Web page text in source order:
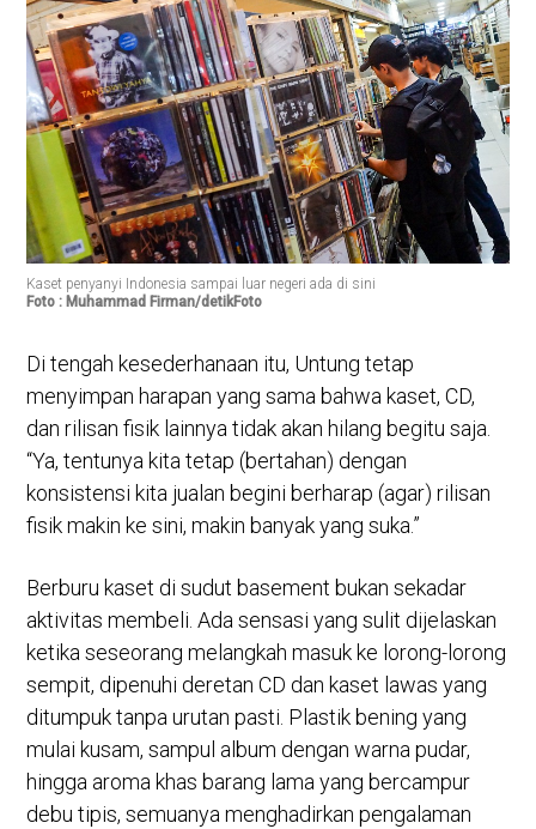
Kaset penyanyi Indonesia sampai luar negeri ada di sini
Foto : Muhammad Firman/detikFoto
Di tengah kesederhanaan itu, Untung tetap
menyimpan harapan yang sama bahwa kaset, CD,
dan rilisan fisik lainnya tidak akan hilang begitu saja.
“Ya, tentunya kita tetap (bertahan) dengan
konsistensi kita jualan begini berharap (agar) rilisan
fisik makin ke sini, makin banyak yang suka.”
Berburu kaset di sudut basement bukan sekadar
aktivitas membeli. Ada sensasi yang sulit dijelaskan
ketika seseorang melangkah masuk ke lorong-lorong
sempit, dipenuhi deretan CD dan kaset lawas yang
ditumpuk tanpa urutan pasti. Plastik bening yang
mulai kusam, sampul album dengan warna pudar,
hingga aroma khas barang lama yang bercampur
debu tipis, semuanya menghadirkan pengalaman